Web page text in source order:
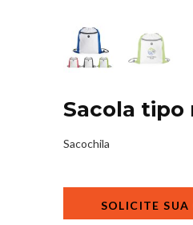
Sacola tipo
Sacochila